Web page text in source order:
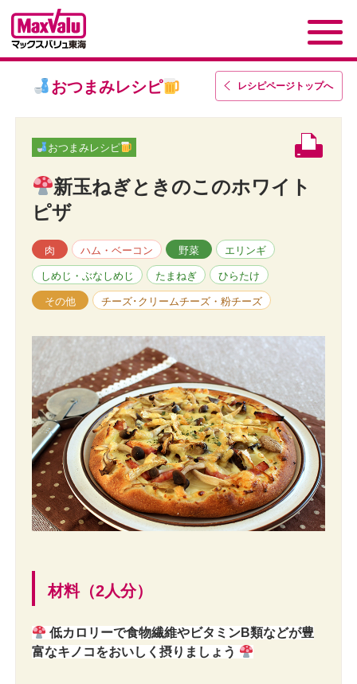
レシピページトップへ
おつまみレシピ
おつまみレシピ
新玉ねぎときのこのホワイト
ピザ
肉 ハム・ベーコン 野菜 エリンギ
しめじ・ぶなしめじ たまねぎ ひらたけ
その他 チーズ･クリームチーズ・粉チーズ
材料（2人分）
低カロリーで食物繊維やビタミンB類などが豊
富なキノコをおいしく摂りましょう